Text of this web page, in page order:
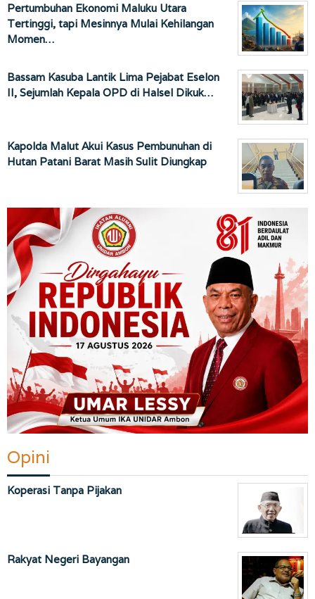
Pertumbuhan Ekonomi Maluku Utara
Tertinggi, tapi Mesinnya Mulai Kehilangan
Momen…
Bassam Kasuba Lantik Lima Pejabat Eselon
II, Sejumlah Kepala OPD di Halsel Dikuk…
Kapolda Malut Akui Kasus Pembunuhan di
Hutan Patani Barat Masih Sulit Diungkap
Opini
Koperasi Tanpa Pijakan
Rakyat Negeri Bayangan